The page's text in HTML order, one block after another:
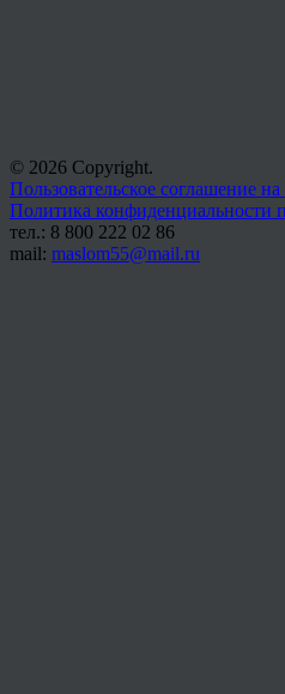
© 2026 Copyright.
Пользовательское соглашение
Политика конфиденциальности
тел.: 8 800 222 02 86
mail: maslom55@mail.ru